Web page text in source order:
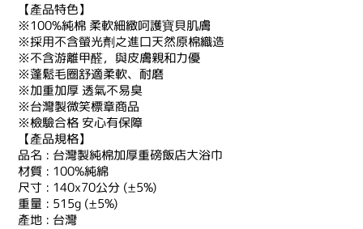
【產品特色】
※100%純棉 柔軟細緻呵護寶貝肌膚
※採用不含螢光劑之進口天然原棉織造
※不含游離甲醛，與皮膚親和力優
※蓬鬆毛圈舒適柔軟、耐磨
※加重加厚 透氣不易臭
※台灣製微笑標章商品
※檢驗合格 安心有保障
【產品規格】
品名 : 台灣製純棉加厚重磅飯店大浴巾
材質 : 100%純綿
尺寸 : 140x70公分 (±5%)
重量 : 515g (±5%)
產地 : 台灣